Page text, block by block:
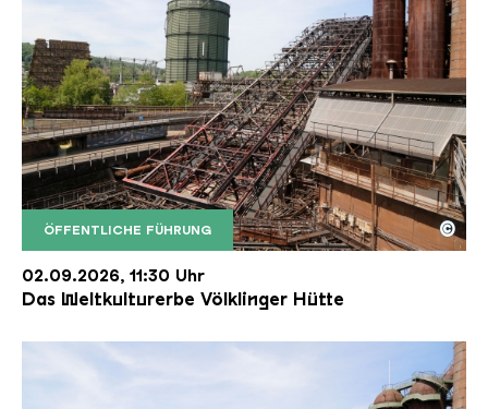
ÖFFENTLICHE FÜHRUNG
Der Erzschrägaufzug der Völklinger Hütte mit
Copyright: Weltkulturerbe Völklinger Hütte | Karl
©
02.09.2026, 11:30 Uhr
Das Weltkulturerbe Völklinger Hütte